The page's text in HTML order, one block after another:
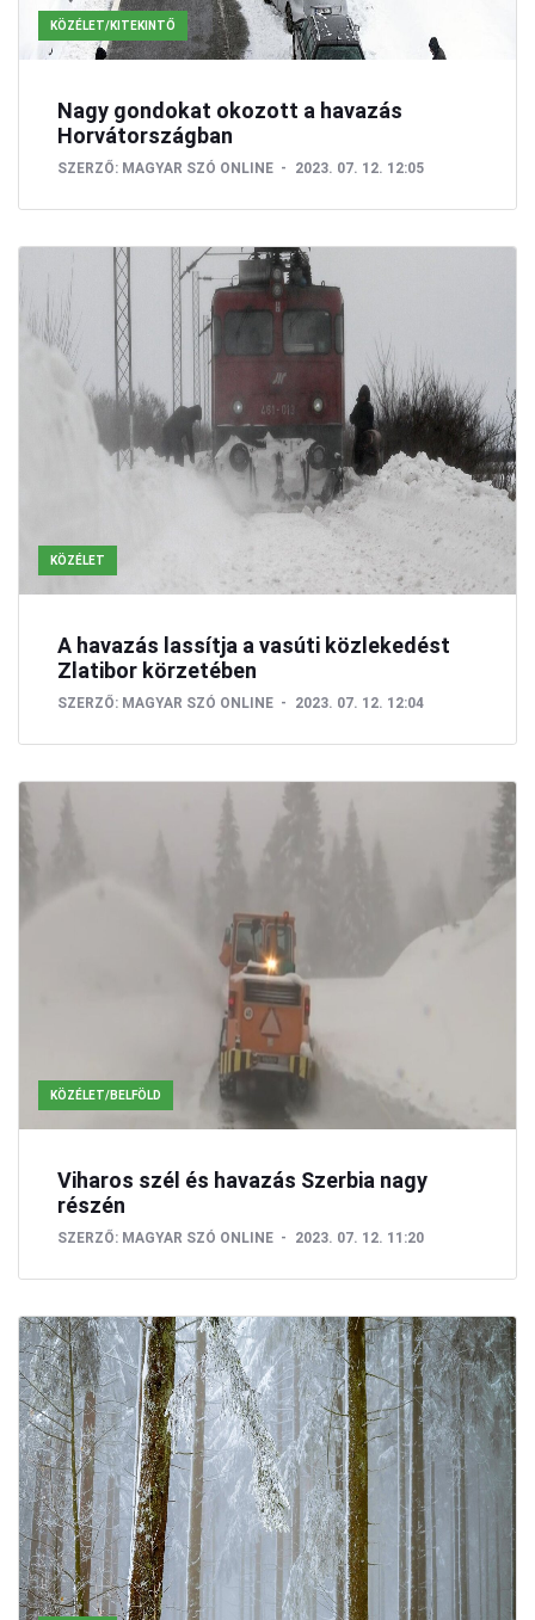
KÖZÉLET/KITEKINTŐ
Nagy gondokat okozott a havazás
Horvátországban
SZERZŐ: MAGYAR SZÓ ONLINE 2023. 07. 12. 12:05
KÖZÉLET
A havazás lassítja a vasúti közlekedést
Zlatibor körzetében
SZERZŐ: MAGYAR SZÓ ONLINE 2023. 07. 12. 12:04
KÖZÉLET/BELFÖLD
Viharos szél és havazás Szerbia nagy
részén
SZERZŐ: MAGYAR SZÓ ONLINE 2023. 07. 12. 11:20